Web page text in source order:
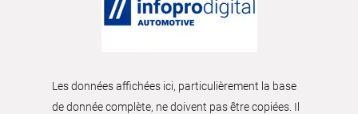
Les données affichées ici, particulièrement la base
de donnée complète, ne doivent pas être copiées. Il